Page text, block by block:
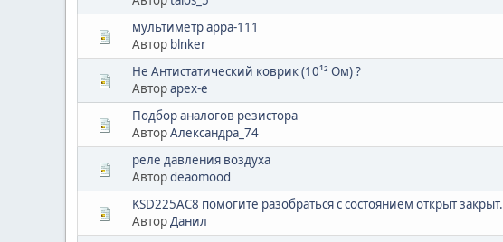
мультиметр арра-111
Автор blnker
Не Антистатический коврик (10¹² Ом) ?
Авторapex-e
Подбор аналогов резистора
АвторАлександра_74
реле давления воздуха
Авторdeaomood
KSD225AC8 помогите разобраться с состоянием открыт закрыт.
Автор Данил